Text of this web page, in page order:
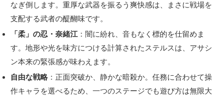
なぎ倒します。重厚な武器を振るう爽快感は、まさに戦場を
支配する武者の醍醐味です。
「柔」の忍・奈緒江：闇に紛れ、音もなく標的を仕留めま
す。地形や光を味方につける計算されたステルスは、アサシ
ン本来の緊張感が味わえます。
自由な戦略 ：正面突破か、静かな暗殺か。任務に合わせて操
作キャラを選べるため、一つのステージでも遊び方は無限大